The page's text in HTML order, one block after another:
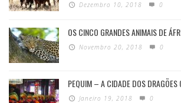
Dezembro 10, 2018 0
OS CINCO GRANDES ANIMAIS DE
Novembro 20, 2018 0
PEQUIM – A CIDADE DOS DRAGÕES
Janeiro 19, 2018 0